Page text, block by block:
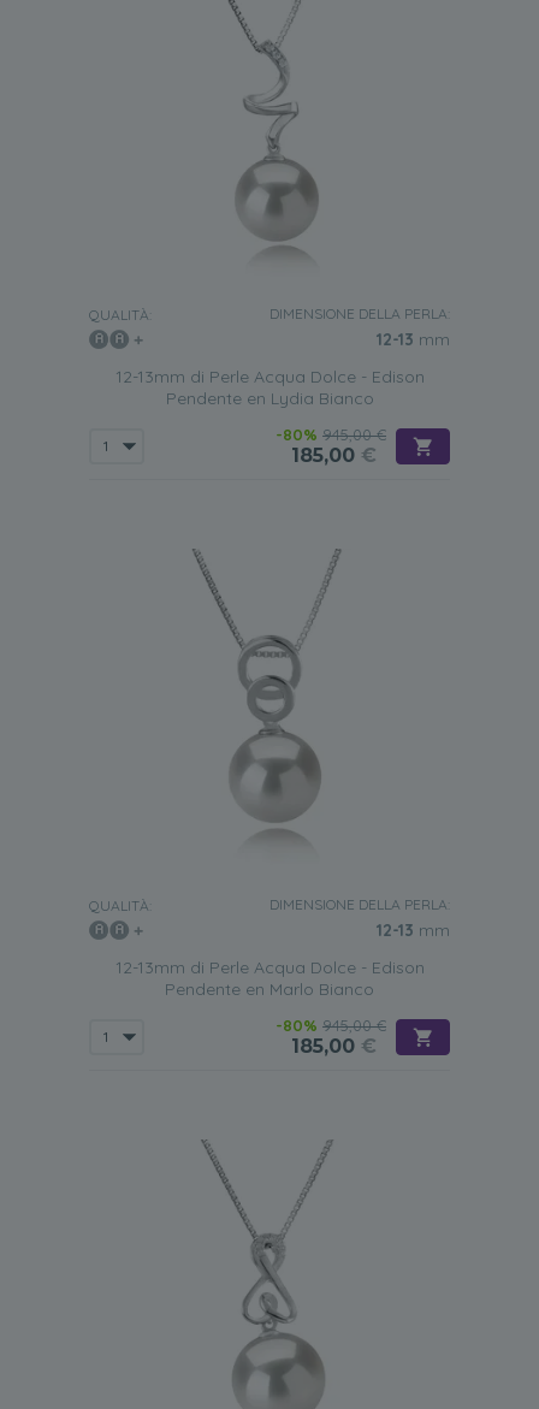
QUALITÀ: DIMENSIONE DELLA PERLA:
12-13 mm
12-13mm di Perle Acqua Dolce - Edison
Pendente en Lydia Bianco
-80% 945,00 €
185,00 €
QUALITÀ: DIMENSIONE DELLA PERLA:
12-13 mm
12-13mm di Perle Acqua Dolce - Edison
Pendente en Marlo Bianco
-80% 945,00 €
185,00 €